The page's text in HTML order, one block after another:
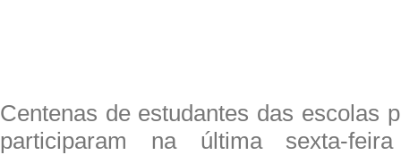
Centenas de estudantes das escolas
participaram na última sexta-